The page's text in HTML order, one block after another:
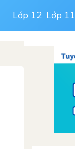
Lớp 12 Lớp 11
CHƯƠNG 2 : GÓC – ĐƯỜNG TRÒN VÀ TAM GIÁC